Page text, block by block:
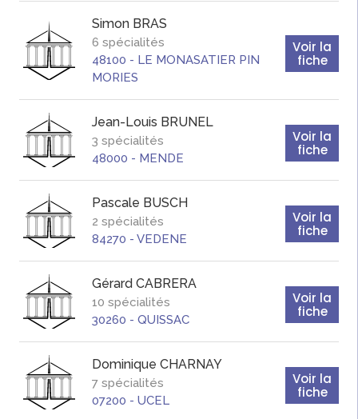
Simon BRAS
6 spécialités
48100 - LE MONASATIER PIN
MORIES
Voir la
fiche
Jean-Louis BRUNEL
3 spécialités
48000 - MENDE
Voir la
fiche
Pascale BUSCH
2 spécialités
84270 - VEDENE
Voir la
fiche
Gérard CABRERA
10 spécialités
30260 - QUISSAC
Voir la
fiche
Dominique CHARNAY
7 spécialités
07200 - UCEL
Voir la
fiche